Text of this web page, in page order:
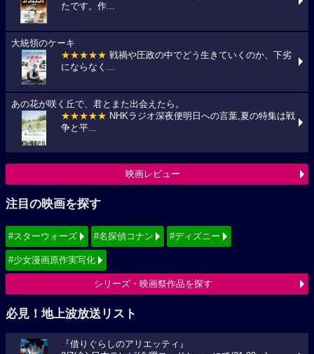
たです。作...
大統領のケーキ
★★★★★ 戦禍や圧政の中でどう生きていくのか、下劣
にならなく...
あの花が咲く丘で、君とまた出会えたら。
★★★★★ NHKラジオ深夜便明日への言葉,夏の特集は戦
争と平...
映画レビュー
注目の映画を探す
#スターウォーズ #名探偵コナン #ディズニー
#少女漫画原作実写化
シリーズ・映画祭作品を探す
必見！地上波放送リスト
『借りぐらしのアリエッティ』